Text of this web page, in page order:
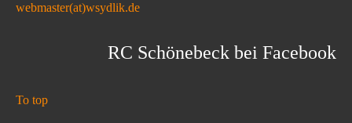
webmaster(at)wsydlik.de
RC Schönebeck bei Facebook
To top